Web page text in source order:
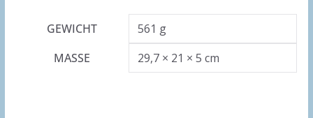
GEWICHT
561 g
MASSE
29,7 × 21 × 5 cm